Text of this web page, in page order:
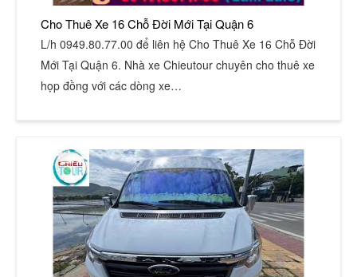
Cho Thuê Xe 16 Chỗ Đời Mới Tại Quận 6
L/h 0949.80.77.00 để liên hệ Cho Thuê Xe 16 Chỗ Đời
Mới Tại Quận 6. Nhà xe Chieutour chuyên cho thuê xe
họp đồng với các dòng xe…